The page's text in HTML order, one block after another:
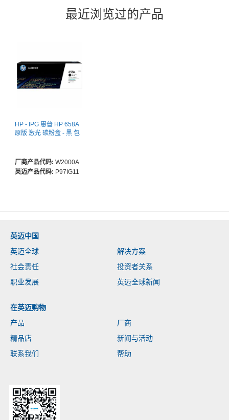
最近浏览过的产品
HP - IPG 惠普 HP 658A
原版 激光 碳粉盒 - 黑 包
厂商产品代码: W2000A
英迈产品代码: P97IG11
英迈中国
英迈全球
解决方案
社会责任
投资者关系
职业发展
英迈全球新闻
在英迈购物
产品
厂商
精品店
新闻与活动
联系我们
帮助